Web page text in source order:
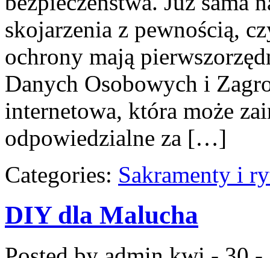
skojarzenia z pewnością,
ochrony mają
Danych Osobowych i
internetowa, która może
odpowiedzialne za […]
Categories: Sakramenty i
DIY dla Malucha